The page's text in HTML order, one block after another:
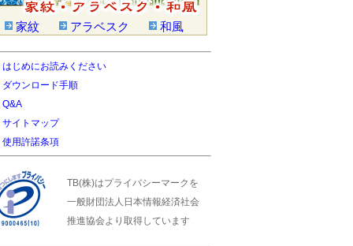
家紋 アラベスク 和風
はじめにお読みください
ダウンロード手順
Q&A
サイトマップ
使用許諾条項
TB(株)はプライバシーマークを
一般財団法人日本情報経済社会
推進協会より取得しています